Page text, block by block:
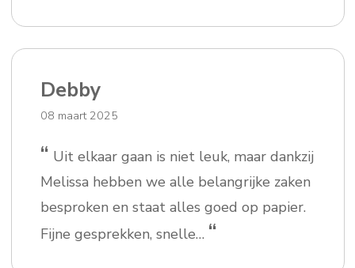
Debby
08 maart 2025
“ Uit elkaar gaan is niet leuk, maar dankzij
Melissa hebben we alle belangrijke zaken
besproken en staat alles goed op papier.
Fijne gesprekken, snelle… “